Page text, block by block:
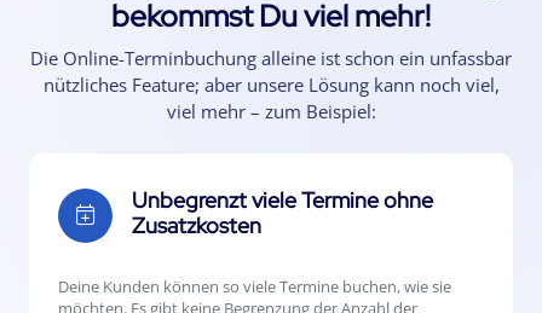
bekommst Du viel mehr!
Die Online-Terminbuchung alleine ist schon ein unfassbar
nützliches Feature; aber unsere Lösung kann noch viel,
viel mehr – zum Beispiel:
Unbegrenzt viele Termine ohne
Zusatzkosten
Deine Kunden können so viele Termine buchen, wie sie